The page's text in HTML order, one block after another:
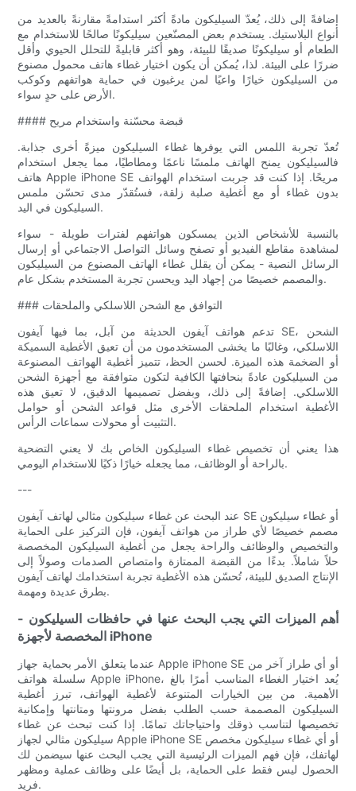
إضافةً إلى ذلك، يُعدّ السيليكون مادةً أكثر استدامةً مقارنةً بالعديد من
أنواع البلاستيك. يستخدم بعض المصنّعين سيليكونًا صالحًا للاستخدام مع
الطعام أو سيليكونًا صديقًا للبيئة، وهو أكثر قابليةً للتحلل الحيوي وأقل
ضررًا على البيئة. لذا، يُمكن أن يكون اختيار غطاء هاتف محمول مصنوع
من السيليكون خيارًا واعيًا لمن يرغبون في حماية هواتفهم وكوكب
الأرض على حدٍ سواء.
#### قبضة محسّنة واستخدام مريح
تُعدّ تجربة اللمس التي يوفرها غطاء السيليكون ميزةً أخرى جذابة.
فالسيليكون يمنح الهاتف ملمسًا ناعمًا ومطاطيًا، مما يجعل استخدام
هاتف Apple iPhone SE مريحًا. إذا كنت قد جربت استخدام الهواتف
بدون غطاء أو مع أغطية صلبة زلقة، فستُقدّر مدى تحسّن ملمس
السيليكون في اليد.
بالنسبة للأشخاص الذين يمسكون هواتفهم لفترات طويلة - سواء
لمشاهدة مقاطع الفيديو أو تصفح وسائل التواصل الاجتماعي أو إرسال
الرسائل النصية - يمكن أن يقلل غطاء الهاتف المصنوع من السيليكون
والمصمم خصيصًا من إجهاد اليد ويحسن تجربة المستخدم بشكل عام.
### التوافق مع الشحن اللاسلكي والملحقات
تدعم هواتف آيفون الحديثة من آبل، بما فيها آيفون SE، الشحن
اللاسلكي، وغالبًا ما يخشى المستخدمون من أن تعيق الأغطية السميكة
أو الضخمة هذه الميزة. لحسن الحظ، تتميز أغطية الهواتف المصنوعة
من السيليكون عادةً بنحافتها الكافية لتكون متوافقة مع أجهزة الشحن
اللاسلكي. إضافةً إلى ذلك، وبفضل تصميمها الدقيق، لا تعيق هذه
الأغطية استخدام الملحقات الأخرى مثل قواعد الشحن أو حوامل
التثبيت أو محولات سماعات الرأس.
هذا يعني أن تخصيص غطاء السيليكون الخاص بك لا يعني التضحية
بالراحة أو الوظائف، مما يجعله خيارًا ذكيًا للاستخدام اليومي.
---
عند البحث عن غطاء سيليكون مثالي لهاتف آيفون SE أو غطاء سيليكون
مصمم خصيصًا لأي طراز من هواتف آيفون، فإن التركيز على الحماية
والتخصيص والوظائف والراحة يجعل من أغطية السيليكون المخصصة
حلاً شاملاً. بدءًا من القبضة الممتازة وامتصاص الصدمات وصولاً إلى
الإنتاج الصديق للبيئة، تُحسّن هذه الأغطية تجربة استخدامك لهاتف آيفون
بطرق عديدة ومهمة.
- أهم الميزات التي يجب البحث عنها في حافظات السيليكون
المخصصة لأجهزة iPhone
عندما يتعلق الأمر بحماية جهاز Apple iPhone SE أو أي طراز آخر من
سلسلة هواتف Apple iPhone، يُعد اختيار الغطاء المناسب أمرًا بالغ
الأهمية. من بين الخيارات المتنوعة لأغطية الهواتف، تبرز أغطية
السيليكون المصممة حسب الطلب بفضل مرونتها ومتانتها وإمكانية
تخصيصها لتناسب ذوقك واحتياجاتك تمامًا. إذا كنت تبحث عن غطاء
سيليكون مثالي لجهاز Apple iPhone SE أو أي غطاء سيليكون مخصص
لهاتفك، فإن فهم الميزات الرئيسية التي يجب البحث عنها سيضمن لك
الحصول ليس فقط على الحماية، بل أيضًا على وظائف عملية ومظهر
فريد.